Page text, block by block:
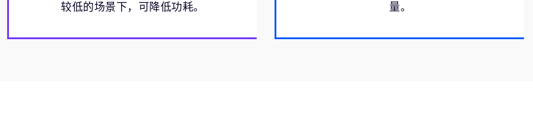
较低的场景下，可降低功耗。
量。